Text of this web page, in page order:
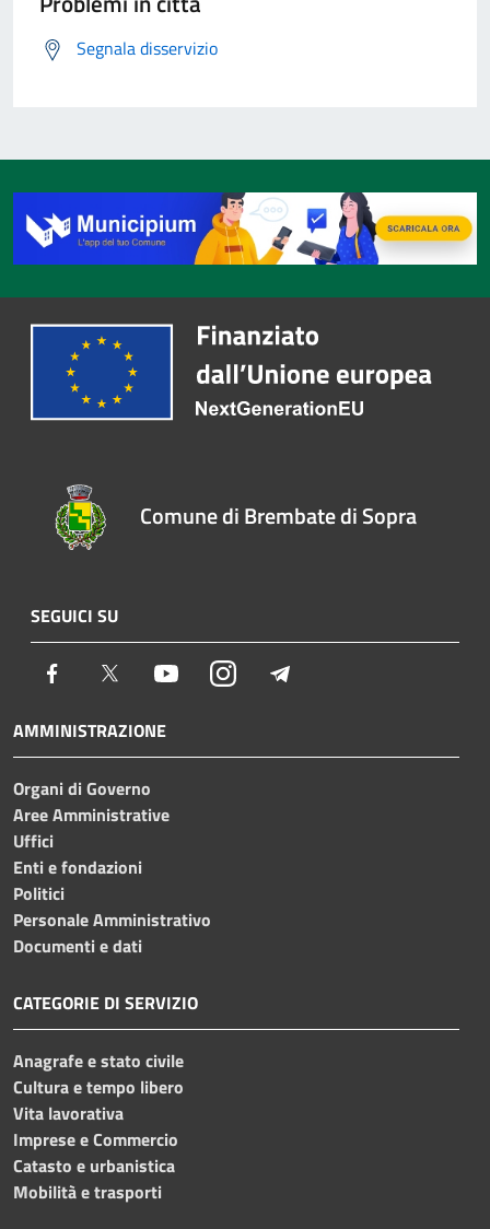
Segnala disservizio
Comune di Brembate di Sopra
SEGUICI SU
Facebook Twitter YoutubeInstagram
AMMINISTRAZIONE
Organi di Governo
Aree Amministrative
Uffici
Enti e fondazioni
Politici
Personale Amministrativo
Documenti e dati
CATEGORIE DI SERVIZIO
Anagrafe e stato civile
Cultura e tempo libero
Vita lavorativa
Imprese e Commercio
Catasto e urbanistica
Mobilità e trasporti